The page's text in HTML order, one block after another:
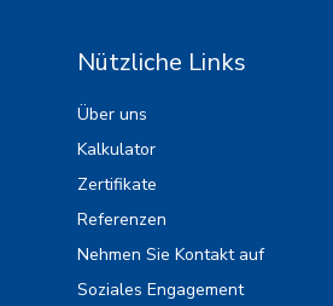
Nützliche Links
Über uns
Kalkulator
Zertifikate
Referenzen
Nehmen Sie Kontakt auf
Soziales Engagement